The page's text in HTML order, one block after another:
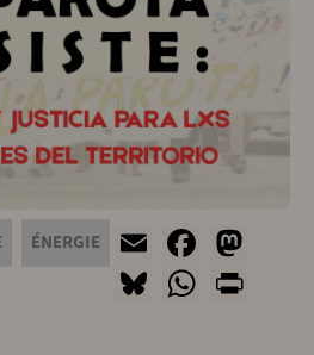
ÉNERGIE Email
Bluesky